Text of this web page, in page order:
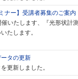
ナー】受講者募集のご案内
いたします、『光形状計
たします。
ータの更新
更新しました。